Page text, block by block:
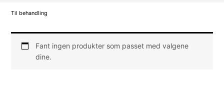
Til behandling
Fant ingen produkter som passet med valgene
dine.